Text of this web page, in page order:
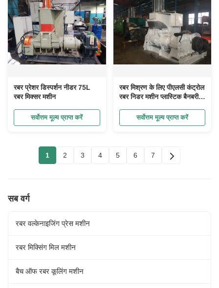
रबर प्रेशर डिस्पर्शन नीडर 75L
रबर मिक्सर मशीन
सर्वोत्तम मूल्य प्राप्त करें
रबर मिश्रण के लिए पीएलसी कंट्रोल
रबर निडर मशीन प्लास्टिक बैनबरी
सर्वोत्तम मूल्य प्राप्त करें
1 2 3 4 5 6 7
सब वर्ग
रबर वल्केनाइजिंग प्रेस मशीन
रबर मिक्सिंग मिल मशीन
बैच ऑफ रबर कूलिंग मशीन